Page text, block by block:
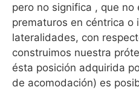
pero no significa , que no
prematuros en céntrica o
lateralidades, con
construimos nuestra
ésta posición adquirida
de acomodación) es